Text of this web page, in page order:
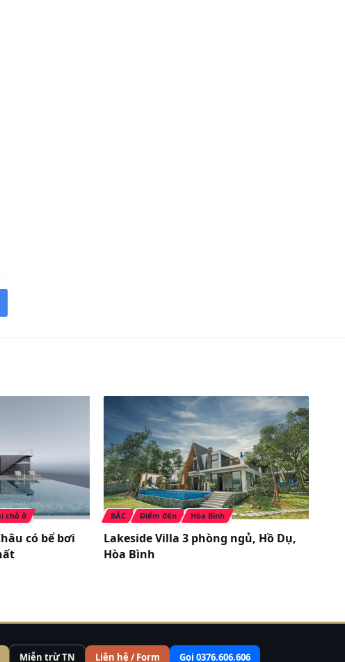
chỗ ở
có bể bơi
BẮC Điểm đến Hòa Bình
Lakeside Villa 3 phòng ngủ, Hồ Dụ,
Hòa Bình
Miễn trừ TN Liên hệ / Form Gọi 0376.606.606